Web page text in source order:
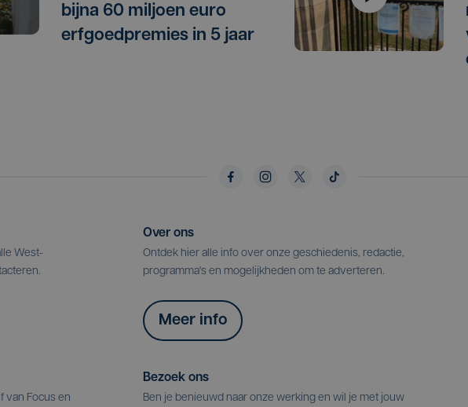
bijna 60 miljoen euro
erfgoedpremies in 5 jaar
West-
Over ons
Ontdek hier alle info over onze geschiedenis, redactie,
programma's en mogelijkheden om te adverteren.
Meer info
van Focus en
Bezoek ons
Ben je benieuwd naar onze werking en wil je met jouw